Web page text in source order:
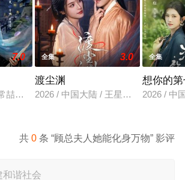
7.0
喆宽＆阿依夏
全集 3.0
渡尘渊
2026 / 中国大陆 / 王星玮&徐轸轸
全集
想你的
2026 / 中
共0 条 “顾总夫人她能化身万物” 影评